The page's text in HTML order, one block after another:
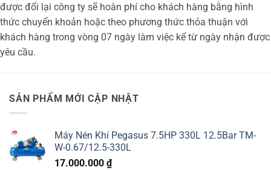
được đổi lại công ty sẽ hoàn phí cho khách hàng bằng hình
thức chuyển khoản hoặc theo phương thức thỏa thuận với
khách hàng trong vòng 07 ngày làm việc kể từ ngày nhận được
yêu cầu.
SẢN PHẨM MỚI CẬP NHẬT
Máy Nén Khí Pegasus 7.5HP 330L 12.5Bar TM-
W-0.67/12.5-330L
17.000.000 ₫